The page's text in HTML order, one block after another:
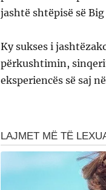
jashtë shtëpisë së
Ky sukses i
përkushtimin,
eksperiencës së saj